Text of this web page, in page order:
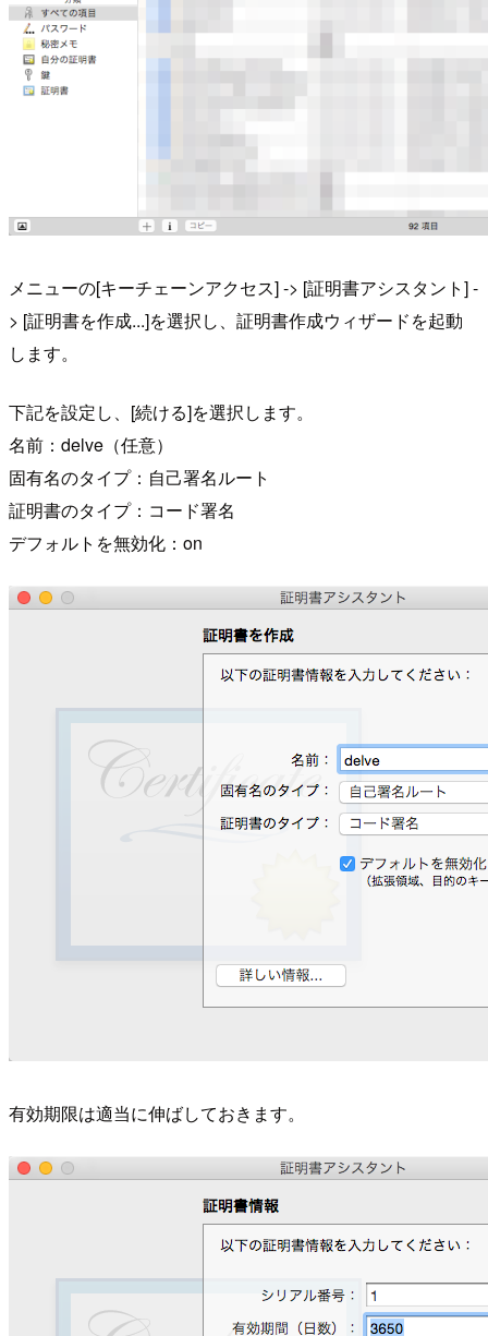
メニューの[キーチェーンアクセス] -> [証明書アシスタント] -
> [証明書を作成...]を選択し、証明書作成ウィザードを起動
します。
下記を設定し、[続ける]を選択します。
名前：delve（任意）
固有名のタイプ：自己署名ルート
証明書のタイプ：コード署名
デフォルトを無効化：on
有効期限は適当に伸ばしておきます。